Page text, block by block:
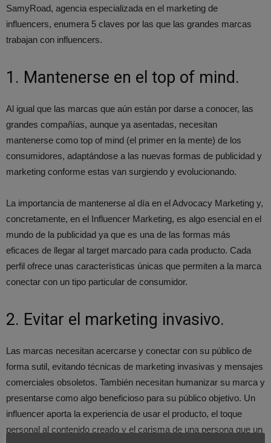
SamyRoad, agencia especializada en el marketing de
influencers, enumera 5 claves por las que las grandes marcas
trabajan con influencers.
1. Mantenerse en el top of mind.
Al igual que las marcas que aún están por darse a conocer, las
grandes compañías, aunque ya asentadas, necesitan
mantenerse como top of mind (el primer en la mente) de los
consumidores, adaptándose a las nuevas formas de publicidad y
marketing conforme estas van surgiendo y evolucionando.
La importancia de mantenerse al día en el Advocacy Marketing y,
concretamente, en el Influencer Marketing, es algo esencial en el
mundo de la publicidad ya que es una de las formas más
eficaces de llegar al target marcado para cada producto. Cada
perfil ofrece unas características únicas que permiten a la marca
conectar con un tipo particular de consumidor.
2. Evitar el marketing invasivo.
Las marcas necesitan acercarse y conectar con su público de
forma sutil, evitando técnicas de marketing invasivas y mensajes
comerciales obsoletos. También necesitan humanizar su marca y
presentarse como algo beneficioso para su público objetivo. Un
influencer aporta la experiencia de usar el producto, el toque
personal al contenido creado y el carisma de una persona que un